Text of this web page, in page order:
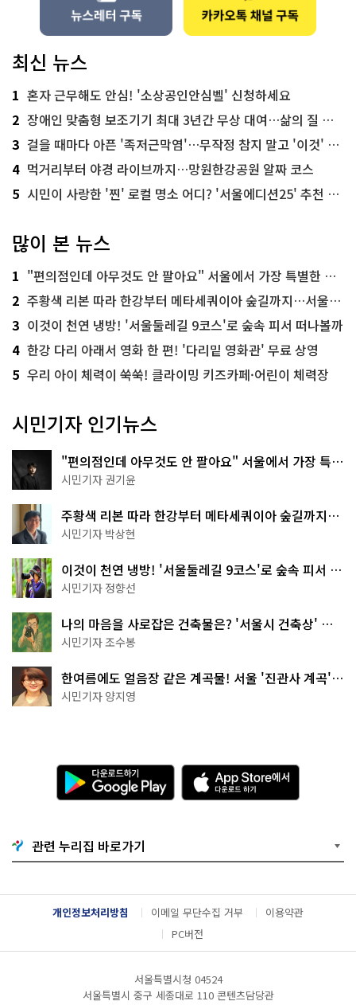
최신 뉴스
1 혼자 근무해도 안심! '소상공인안심벨' 신청하세요
2 장애인 맞춤형 보조기기 최대 3년간 무상 대여…삶의 질 높인다
3 걸을 때마다 아픈 '족저근막염'…무작정 참지 말고 '이것' 해보세요!
4 먹거리부터 야경 라이브까지…망원한강공원 알짜 코스
5 시민이 사랑한 '찐' 로컬 명소 어디? '서울에디션25' 추천 코스
많이 본 뉴스
1 "편의점인데 아무것도 안 팔아요" 서울에서 가장 특별한 편의점의 정체
2 주황색 리본 따라 한강부터 메타세쿼이아 숲길까지…서울둘레길 15코스
3 이것이 천연 냉방! '서울둘레길 9코스'로 숲속 피서 떠나볼까
4 한강 다리 아래서 영화 한 편! '다리밑 영화관' 무료 상영
5 우리 아이 체력이 쑥쑥! 클라이밍 키즈카페·어린이 체력장
시민기자 인기뉴스
"편의점인데 아무것도 안 팔아요" 서울에서 가장 특별
한 편의점의 정체
시민기자 권기윤
주황색 리본 따라 한강부터 메타세쿼이아 숲길까지…
서울둘레길 15코스
시민기자 박상현
이것이 천연 냉방! '서울둘레길 9코스'로 숲속 피서 떠
나볼까
시민기자 정향선
나의 마음을 사로잡은 건축물은? '서울시 건축상' 수
상작 공개!
시민기자 조수봉
한여름에도 얼음장 같은 계곡물! 서울 '진관사 계곡'이
천국이네~
시민기자 양지영
다
운
로
기
G
o
g
l
e
l
A
p
p
e
서
다
운
드
관련 누리집 바로가기
개인정보처리방침 이메일 무단수집 거부
이용약관
PC버전
서울특별시청 04524
서울특별시 중구 세종대로 110 콘텐츠담당관